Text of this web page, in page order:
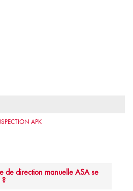
APK
de direction manuelle ASA se
?